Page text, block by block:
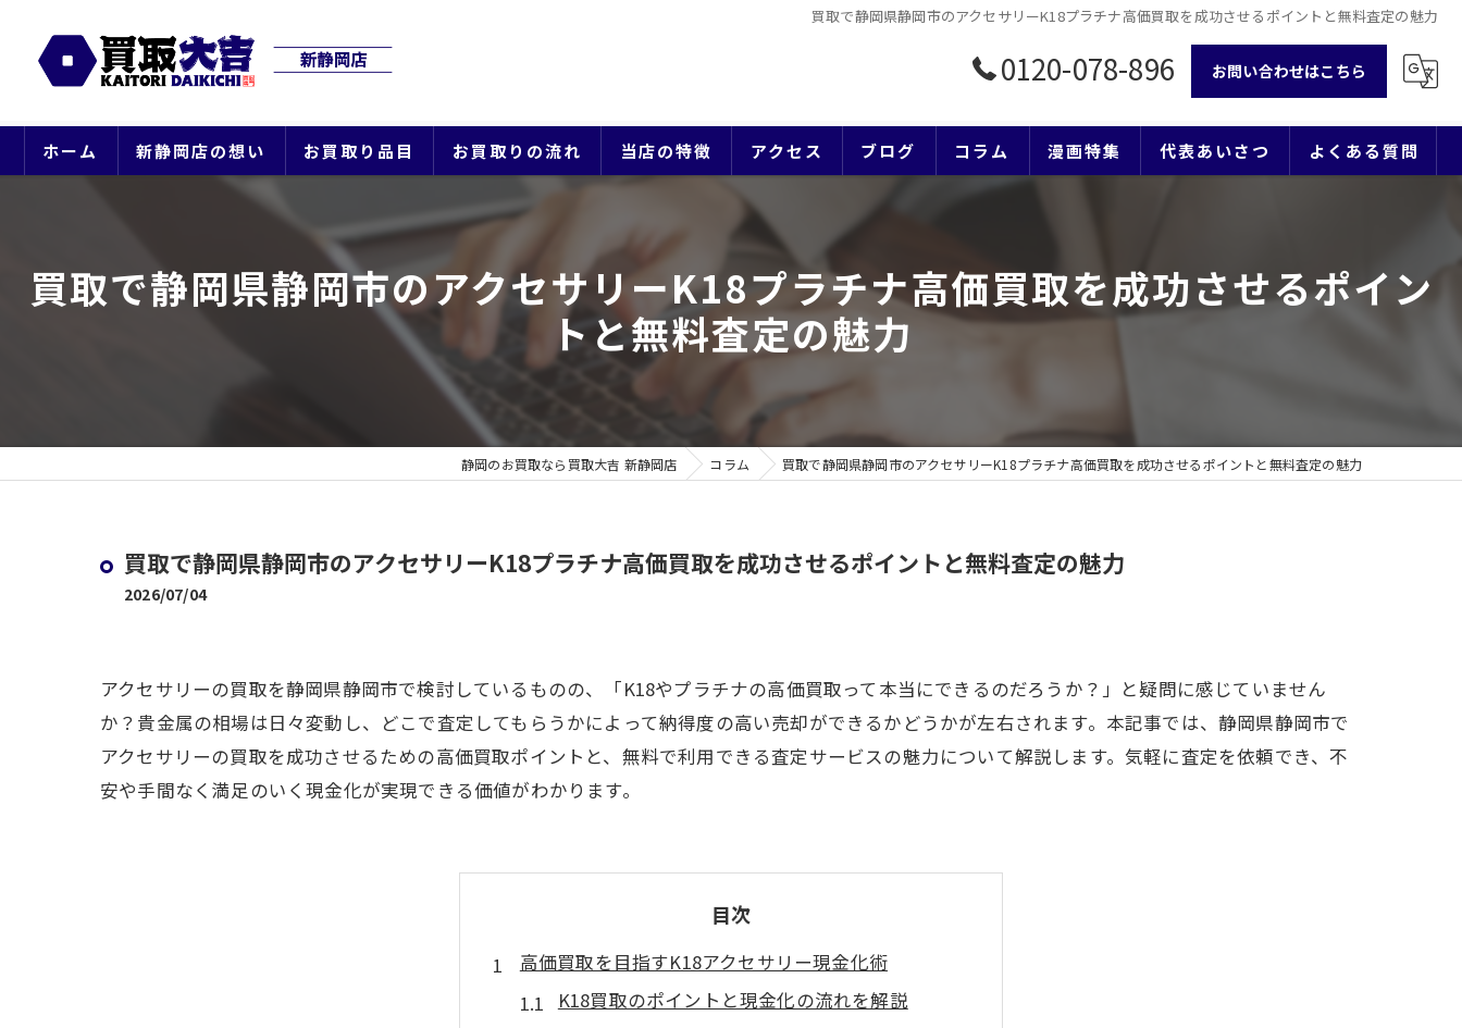
買取で静岡県静岡市のアクセサリーK18プラチナ高価買取を成功させるポイントと無料査定の魅力
0120-078-896 お問い合わせはこちら
ホーム 新静岡店の想い お買取り品目 お買取りの流れ 当店の特徴
ブランド
ジュエリー
時計
アクセス ブログ コラム 漫画特集 代表あいさつ よくある質問
買取で静岡県静岡市のアクセサリーK18プラチナ高価買取を成功させるポイン
トと無料査定の魅力
静岡のお買取なら買取大吉 新静岡店 コラム 買取で静岡県静岡市のアクセサリーK18プラチナ高価買取を成功させるポイントと無料査定の魅力
買取で静岡県静岡市のアクセサリーK18プラチナ高価買取を成功させるポイントと無料査定の魅力
2026/07/04
アクセサリーの買取を静岡県静岡市で検討しているものの、「K18やプラチナの高価買取って本当にできるのだろうか？」と疑問に感じていません
か？貴金属の相場は日々変動し、どこで査定してもらうかによって納得度の高い売却ができるかどうかが左右されます。本記事では、静岡県静岡市で
アクセサリーの買取を成功させるための高価買取ポイントと、無料で利用できる査定サービスの魅力について解説します。気軽に査定を依頼でき、不
安や手間なく満足のいく現金化が実現できる価値がわかります。
目次
高価買取を目指すK18アクセサリー現金化術
K18買取のポイントと現金化の流れを解説